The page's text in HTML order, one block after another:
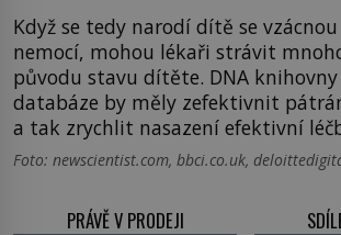
Když se tedy narodí dítě se
nemocí, mohou lékaři strávit
původu stavu dítěte. DNA knihovny
databáze by měly zefektivnit
a tak zrychlit nasazení efektivní
Foto: newscientist.com, bbci.co.uk,
PRÁVĚ V PRODEJI